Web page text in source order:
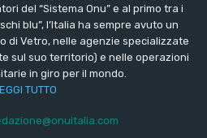
del “Sistema Onu” e al primo tra i
blu”, l’Italia ha sempre avuto un
di Vetro, nelle agenzie specializzate
sul suo territorio) e nelle operazioni
in giro per il mondo.
TUTTO